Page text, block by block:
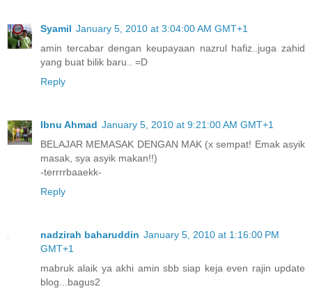
Syamil January 5, 2010 at 3:04:00 AM GMT+1
amin tercabar dengan keupayaan nazrul hafiz..juga zahid
yang buat bilik baru.. =D
Reply
Ibnu Ahmad January 5, 2010 at 9:21:00 AM GMT+1
BELAJAR MEMASAK DENGAN MAK (x sempat! Emak asyik
masak, sya asyik makan!!)
-terrrrbaaekk-
Reply
nadzirah baharuddin January 5, 2010 at 1:16:00 PM
GMT+1
mabruk alaik ya akhi amin sbb siap keja even rajin update
blog...bagus2